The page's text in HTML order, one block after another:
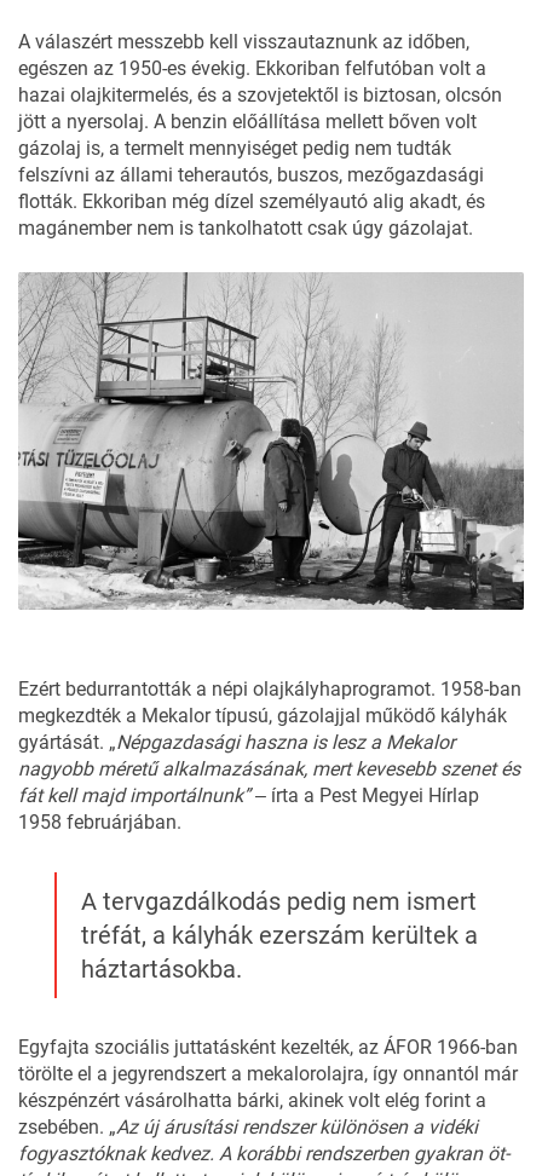
A válaszért messzebb kell visszautaznunk az időben,
egészen az 1950-es évekig. Ekkoriban felfutóban volt a
hazai olajkitermelés, és a szovjetektől is biztosan, olcsón
jött a nyersolaj. A benzin előállítása mellett bőven volt
gázolaj is, a termelt mennyiséget pedig nem tudták
felszívni az állami teherautós, buszos, mezőgazdasági
flották. Ekkoriban még dízel személyautó alig akadt, és
magánember nem is tankolhatott csak úgy gázolajat.
Ezért bedurrantották a népi olajkályhaprogramot. 1958-ban
megkezdték a Mekalor típusú, gázolajjal működő kályhák
gyártását. „Népgazdaságihaszna is lesz a Mekalor
nagyobb méretűalkalmazásának, mertkevesebb szenetés
fátkellmajdimportálnunk” ‒ írta a Pest Megyei Hírlap
1958 februárjában.
A tervgazdálkodás pedig nem ismert
tréfát, a kályhák ezerszám kerültek a
háztartásokba.
Egyfajta szociális juttatásként kezelték, az ÁFOR 1966-ban
törölte el a jegyrendszert a mekalorolajra, így onnantól már
készpénzért vásárolhatta bárki, akinek volt elég forint a
zsebében. „Az új árusítási rendszer különösen a vidéki
fogyasztóknak kedvez. A korábbi rendszerben gyakran öt-